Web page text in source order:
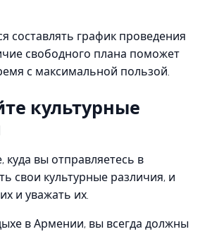
составлять график проведения
свободного плана поможет
с максимальной пользой.
культурные
куда вы отправляетесь в
свои культурные различия, и
и уважать их.
в Армении, вы всегда должны